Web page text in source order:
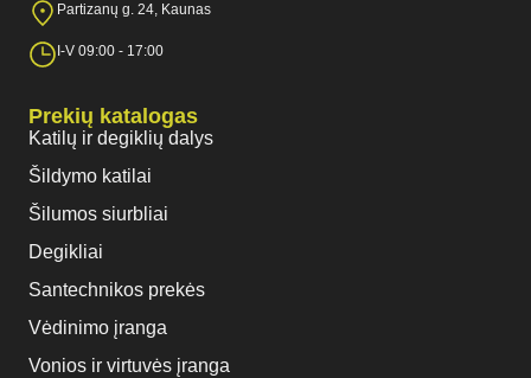
Partizanų g. 24, Kaunas
I-V 09:00 - 17:00
Prekių katalogas
Katilų ir degiklių dalys
Šildymo katilai
Šilumos siurbliai
Degikliai
Santechnikos prekės
Vėdinimo įranga
Vonios ir virtuvės įranga